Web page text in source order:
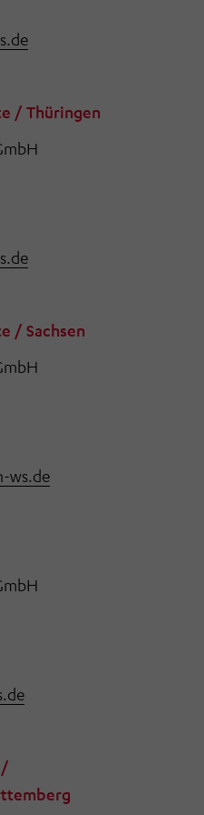
Über die dortige
können Sie zudem
/ Thüringen
/ Sachsen
ws.de
/